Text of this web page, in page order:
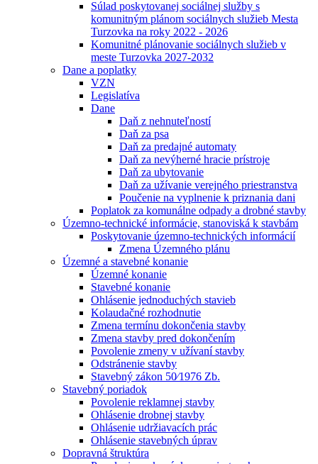
Súlad poskytovanej sociálnej služby s
komunitným plánom sociálnych služieb Mesta
Turzovka na roky 2022 - 2026
Komunitné plánovanie sociálnych služieb v
meste Turzovka 2027-2032
Dane a poplatky
VZN
Legislatíva
Dane
Daň z nehnuteľností
Daň za psa
Daň za predajné automaty
Daň za nevýherné hracie prístroje
Daň za ubytovanie
Daň za užívanie verejného priestranstva
Poučenie na vyplnenie k priznania dani
Poplatok za komunálne odpady a drobné stavby
Územno-technické informácie, stanoviská k stavbám
Poskytovanie územno-technických informácií
Zmena Územného plánu
Územné a stavebné konanie
Územné konanie
Stavebné konanie
Ohlásenie jednoduchých stavieb
Kolaudačné rozhodnutie
Zmena termínu dokončenia stavby
Zmena stavby pred dokončením
Povolenie zmeny v užívaní stavby
Odstránenie stavby
Stavebný zákon 50⁄1976 Zb.
Stavebný poriadok
Povolenie reklamnej stavby
Ohlásenie drobnej stavby
Ohlásenie udržiavacích prác
Ohlásenie stavebných úprav
Dopravná štruktúra